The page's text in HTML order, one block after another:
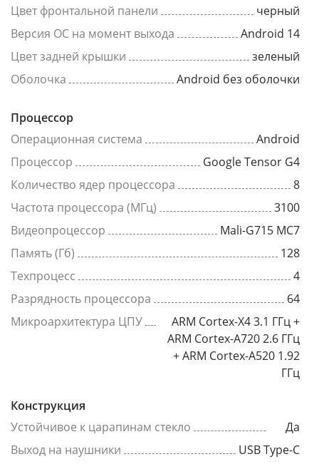
Цвет фронтальной панели
черный
Версия ОС на момент выхода
Android 14
Цвет задней крышки
зеленый
Оболочка
Android без оболочки
Процессор
Операционная система
Android
Процессор
Google Tensor G4
Количество ядер процессора
8
Частота процессора (МГц)
3100
Видеопроцессор
Mali-G715 MC7
Память (Гб)
128
Техпроцесс
4
Разрядность процессора
64
Микроархитектура ЦПУ
ARM Cortex-X4 3.1 ГГц +
ARM Cortex-A720 2.6 ГГц
+ ARM Cortex-A520 1.92
ГГц
Конструкция
Устойчивое к царапинам стекло
Да
Выход на наушники
USB Type-C